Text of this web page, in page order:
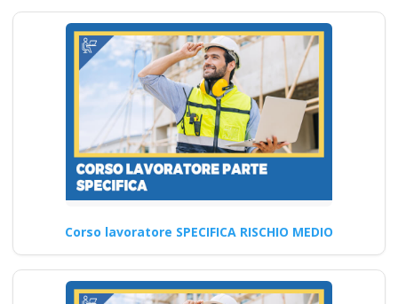
virtuale
Riconoscimento
della formazione con
nuovo Accordo 2025
corsi accreditati apri
paprire un centro di
formazione ente
scuola bilaterale
Formazione RLS: novità e
cambiamenti normativi del
2025 Nuovo accordo stato
Corso lavoratore SPECIFICA RISCHIO MEDIO